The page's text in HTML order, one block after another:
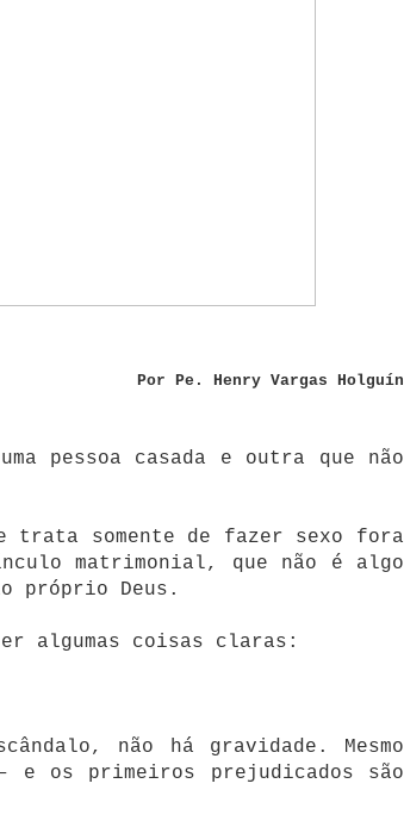
Por Pe. Henry Vargas Holguín
pessoa casada e outra que não
trata somente de fazer sexo fora
matrimonial, que não é algo
próprio Deus.
algumas coisas claras:
não há gravidade. Mesmo
e os primeiros prejudicados são